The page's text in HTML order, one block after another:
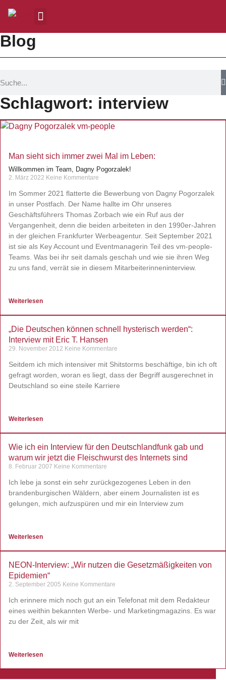
Blog
Schlagwort: interview
Man sieht sich immer zwei Mal im Leben:
Willkommen im Team, Dagny Pogorzalek!
2. März 2022 Keine Kommentare
Im Sommer 2021 flatterte die Bewerbung von Dagny Pogorzalek
in unser Postfach. Der Name hallte im Ohr unseres
Geschäftsführers Thomas Zorbach wie ein Ruf aus der
Vergangenheit, denn die beiden arbeiteten in den 1990er-Jahren
in der gleichen Frankfurter Werbeagentur. Seit September 2021
ist sie als Key Account und Eventmanagerin Teil des vm-people-
Teams. Was bei ihr seit damals geschah und wie sie ihren Weg
zu uns fand, verrät sie in diesem Mitarbeiterinneninterview.
Weiterlesen
„Die Deutschen können schnell hysterisch werden“:
Interview mit Eric T. Hansen
29. November 2012 Keine Kommentare
Seitdem ich mich intensiver mit Shitstorms beschäftige, bin ich oft
gefragt worden, woran es liegt, dass der Begriff ausgerechnet in
Deutschland so eine steile Karriere
Weiterlesen
Wie ich ein Interview für den Deutschlandfunk gab und
warum wir jetzt die Fleischwurst des Internets sind
8. Februar 2007 Keine Kommentare
Ich lebe ja sonst ein sehr zurückgezogenes Leben in den
brandenburgischen Wäldern, aber einem Journalisten ist es
gelungen, mich aufzuspüren und mir ein Interview zum
Weiterlesen
NEON-Interview: „Wir nutzen die Gesetzmäßigkeiten von
Epidemien“
2. September 2005 Keine Kommentare
Ich erinnere mich noch gut an ein Telefonat mit dem Redakteur
eines weithin bekannten Werbe- und Marketingmagazins. Es war
zu der Zeit, als wir mit
Weiterlesen